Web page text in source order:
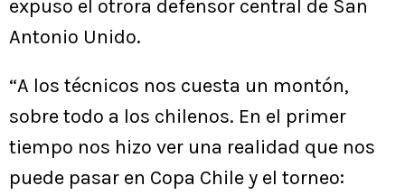
expuso el otrora defensor central de San
Antonio Unido.
“A los técnicos nos cuesta un montón,
sobre todo a los chilenos. En el primer
tiempo nos hizo ver una realidad que nos
puede pasar en Copa Chile y el torneo: